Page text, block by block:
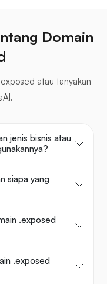
Domain
atau tanyakan
jenis bisnis atau
siapa yang
.exposed
.exposed